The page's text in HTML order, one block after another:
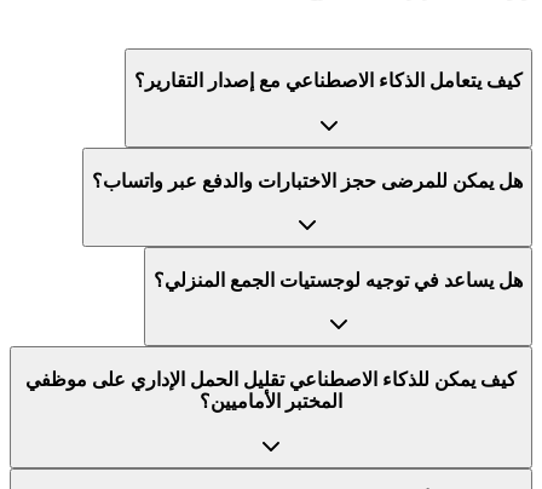
كيف يتعامل الذكاء الاصطناعي مع إصدار التقارير؟
هل يمكن للمرضى حجز الاختبارات والدفع عبر واتساب؟
هل يساعد في توجيه لوجستيات الجمع المنزلي؟
كيف يمكن للذكاء الاصطناعي تقليل الحمل الإداري على موظفي
المختبر الأماميين؟